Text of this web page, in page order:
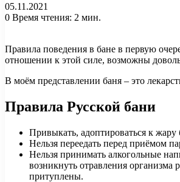
05.11.2021
0 Время чтения: 2 мин.
Правила поведения в бане в первую
отношении к этой силе, возможны
В моём представлении баня – это
Правила Русской бани
Привыкать, адоптироваться к
Нельзя переедать перед приёмом
Нельзя принимать алкогольные
возникнуть отравления организма
притуплены.